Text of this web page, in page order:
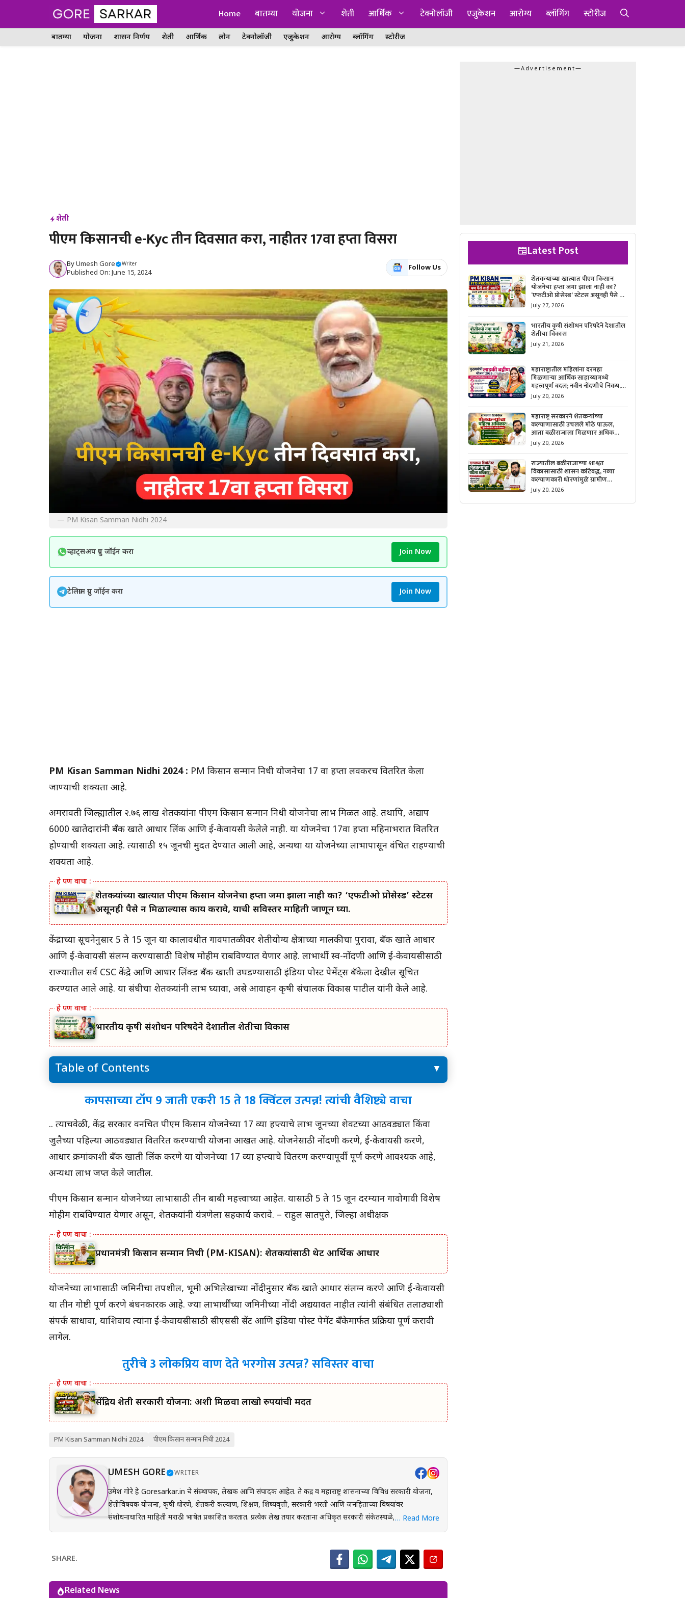
Home बातम्या योजना शेती आर्थिक टेक्नोलॉजी एजुकेशन आरोग्य ब्लॉगिंग स्टोरीज
बातम्या योजना शासन निर्णय शेती आर्थिक लोन टेक्नोलॉजी एजुकेशन आरोग्य ब्लॉगिंग स्टोरीज
शेती
पीएम किसानची e-Kyc तीन दिवसात करा, नाहीतर 17वा हप्ता विसरा
ByUmesh Gore Writer
Published On: June 15, 2024
Follow Us
— PM Kisan Samman Nidhi 2024
व्हाट्सअप ग्रुप जॉईन करा Join Now
टेलिग्राम ग्रुप जॉईन करा Join Now
PM Kisan Samman Nidhi 2024 : PM किसान सन्मान निधी योजनेचा 17 वा हप्ता लवकरच वितरित केला
जाण्याची शक्यता आहे.
अमरावती जिल्ह्यातील २.७६ लाख शेतकऱ्यांना पीएम किसान सन्मान निधी योजनेचा लाभ मिळत आहे. तथापि, अद्याप
6000 खातेदारांनी बँक खाते आधार लिंक आणि ई-केवायसी केलेले नाही. या योजनेचा 17वा हप्ता महिनाभरात वितरित
होण्याची शक्यता आहे. त्यासाठी १५ जूनची मुदत देण्यात आली आहे, अन्यथा या योजनेच्या लाभापासून वंचित राहण्याची
शक्यता आहे.
शेतकऱ्यांच्या खात्यात पीएम किसान योजनेचा हप्ता जमा झाला नाही का? ‘एफटीओ प्रोसेस्ड’ स्टेटस
असूनही पैसे न मिळाल्यास काय करावे, याची सविस्तर माहिती जाणून घ्या.
केंद्राच्या सूचनेनुसार 5 ते 15 जून या कालावधीत गावपातळीवर शेतीयोग्य क्षेत्राच्या मालकीचा पुरावा, बँक खाते आधार
आणि ई-केवायसी संलग्न करण्यासाठी विशेष मोहीम राबविण्यात येणार आहे. लाभार्थी स्व-नोंदणी आणि ई-केवायसीसाठी
राज्यातील सर्व CSC केंद्रे आणि आधार लिंक्ड बँक खाती उघडण्यासाठी इंडिया पोस्ट पेमेंट्स बँकेला देखील सूचित
करण्यात आले आहे. या संधीचा शेतकऱ्यांनी लाभ घ्यावा, असे आवाहन कृषी संचालक विकास पाटील यांनी केले आहे.
भारतीय कृषी संशोधन परिषदेने देशातील शेतीचा विकास
Table of Contents
कापसाच्या टॉप 9 जाती एकरी 15 ते 18 क्विंटल उत्पन्न!
त्यांची वैशिष्ट्ये वाचा
तुरीचे 3 लोकप्रिय वाण देते भरगोस उत्पन्न? सविस्तर वाचा
कापसाच्या टॉप 9 जाती एकरी 15 ते 18 क्विंटल उत्पन्न! त्यांची वैशिष्ट्ये वाचा
.. त्याचवेळी, केंद्र सरकार वनचित पीएम किसान योजनेच्या 17 व्या हप्त्याचे लाभ जूनच्या शेवटच्या आठवड्यात किंवा
जुलैच्या पहिल्या आठवड्यात वितरित करण्याची योजना आखत आहे. योजनेसाठी नोंदणी करणे, ई-केवायसी करणे,
आधार क्रमांकाशी बँक खाती लिंक करणे या योजनेच्या 17 व्या हप्त्याचे वितरण करण्यापूर्वी पूर्ण करणे आवश्यक आहे,
अन्यथा लाभ जप्त केले जातील.
पीएम किसान सन्मान योजनेच्या लाभासाठी तीन बाबी महत्त्वाच्या आहेत. यासाठी 5 ते 15 जून दरम्यान गावोगावी विशेष
मोहीम राबविण्यात येणार असून, शेतकऱ्यांनी यंत्रणेला सहकार्य करावे. – राहुल सातपुते, जिल्हा अधीक्षक
प्रधानमंत्री किसान सन्मान निधी (PM-KISAN): शेतकऱ्यांसाठी थेट आर्थिक आधार
योजनेच्या लाभासाठी जमिनीचा तपशील, भूमी अभिलेखाच्या नोंदीनुसार बँक खाते आधार संलग्न करणे आणि ई-केवायसी
या तीन गोष्टी पूर्ण करणे बंधनकारक आहे. ज्या लाभार्थींच्या जमिनीच्या नोंदी अद्ययावत नाहीत त्यांनी संबंधित तलाठ्याशी
संपर्क साधावा, याशिवाय त्यांना ई-केवायसीसाठी सीएससी सेंट आणि इंडिया पोस्ट पेमेंट बँकेमार्फत प्रक्रिया पूर्ण करावी
लागेल.
तुरीचे 3 लोकप्रिय वाण देते भरगोस उत्पन्न? सविस्तर वाचा
सेंद्रिय शेती सरकारी योजना: अशी मिळवा लाखो रुपयांची मदत
PM Kisan Samman Nidhi 2024 पीएम किसान सन्मान निधी 2024
UMESH GORE WRITER
उमेश गोरे हे Goresarkar.in चे संस्थापक, लेखक आणि संपादक आहेत. ते केंद्र व महाराष्ट्र शासनाच्या विविध सरकारी योजना,
शेतीविषयक योजना, कृषी धोरणे, शेतकरी कल्याण, शिक्षण, शिष्यवृत्ती, सरकारी भरती आणि जनहिताच्या विषयांवर
संशोधनाधारित माहिती मराठी भाषेत प्रकाशित करतात. प्रत्येक लेख तयार करताना अधिकृत सरकारी संकेतस्थळे, शासन निर्णय
(GR), अधिसूचना, विभागीय परिपत्रके आणि संबंधित अधिकृत स्रोतांचा संदर्भ घेऊन माहितीची पडताळणी केली जाते. वाचकांना
नागरिकांपर्यंत विश्वासार्ह, अद्ययावत आणि उपयुक्त माहिती पोहोचवणे हा आहे. प्रकाशित माहिती वेळोवेळी अद्ययावत ठेवण्याचा
प्रयत्न केला जातो. अधिकृत निर्णयामध्ये बदल झाल्यास संबंधित लेख देखील अद्ययावत करण्यात येतात. या संकेतस्थळावरील
माहिती ही केवळ जनजागृती आणि मार्गदर्शनाच्या उद्देशाने प्रकाशित केली जाते. कोणत्याही सरकारी योजनेसाठी अर्ज करण्यापूर्वी
… Read More
SHARE.
Related News
—Advertisement—
Latest Post
शेतकऱ्यांच्या खात्यात पीएम किसान
योजनेचा हप्ता जमा झाला नाही का?
‘एफटीओ प्रोसेस्ड’ स्टेटस असूनही पैसे न
मिळाल्यास काय करावे, याची सविस्तर
माहिती जाणून घ्या.
July 27, 2026
भारतीय कृषी संशोधन परिषदेने देशातील
शेतीचा विकास
July 21, 2026
महाराष्ट्रातील महिलांना दरमहा
मिळणाऱ्या आर्थिक साहाय्यामध्ये
महत्त्वपूर्ण बदल; नवीन नोंदणीचे निकष,
आवश्यक कागदपत्रे आणि ऑनलाईन
अर्ज करण्याची सोपी प्रक्रिया जाणून घ्या.
July 20, 2026
महाराष्ट्र सरकारने शेतकऱ्यांच्या
कल्याणासाठी उचलले मोठे पाऊल,
आता बळीराजाला मिळणार अधिक
बळकटी आणि आर्थिक संरक्षण; जाणून
घ्या सरकारचा नवा संकल्प.
July 20, 2026
राज्यातील बळीराजाच्या शाश्वत
विकासासाठी शासन कटिबद्ध, नव्या
कल्याणकारी धोरणांमुळे ग्रामीण
अर्थव्यवस्थेला मिळणार मोठी गती.
July 20, 2026